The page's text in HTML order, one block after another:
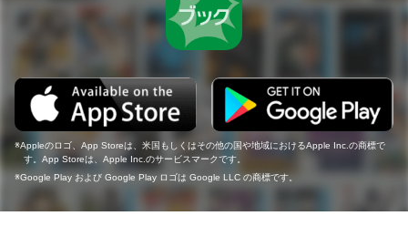
Appleのロゴ、App Storeは、米国もしくはその他の国や地域におけるApple Inc.の商標で
す。App Storeは、Apple Inc.のサービスマークです。
Google Play および Google Play ロゴは Google LLC の商標です。